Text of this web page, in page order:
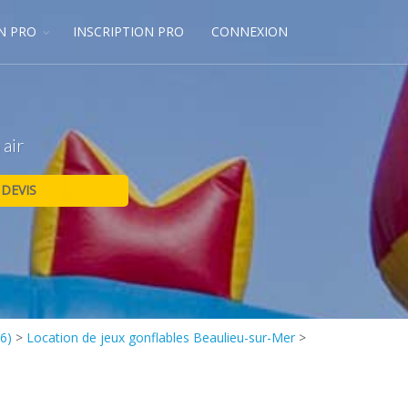
PRO INSCRIPTION PRO CONNEXION
> Location de jeux gonflables Beaulieu-sur-Mer >